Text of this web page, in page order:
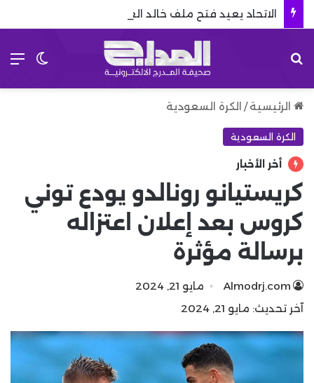
الرئيسية / الكرة السعودية
الكرة السعودية
أخر الأخبار
كريستيانو رونالدو يودع توني
كروس بعد إعلان اعتزاله
برسالة مؤثرة
Almodrj.com
مايو 21, 2024
آخر تحديث: مايو 21, 2024